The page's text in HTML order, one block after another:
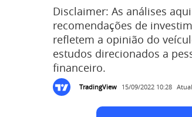
Disclaimer: As análises
recomendações de
refletem a opinião do
estudos direcionados a
financeiro.
TradingView 15/09/2022 10:28